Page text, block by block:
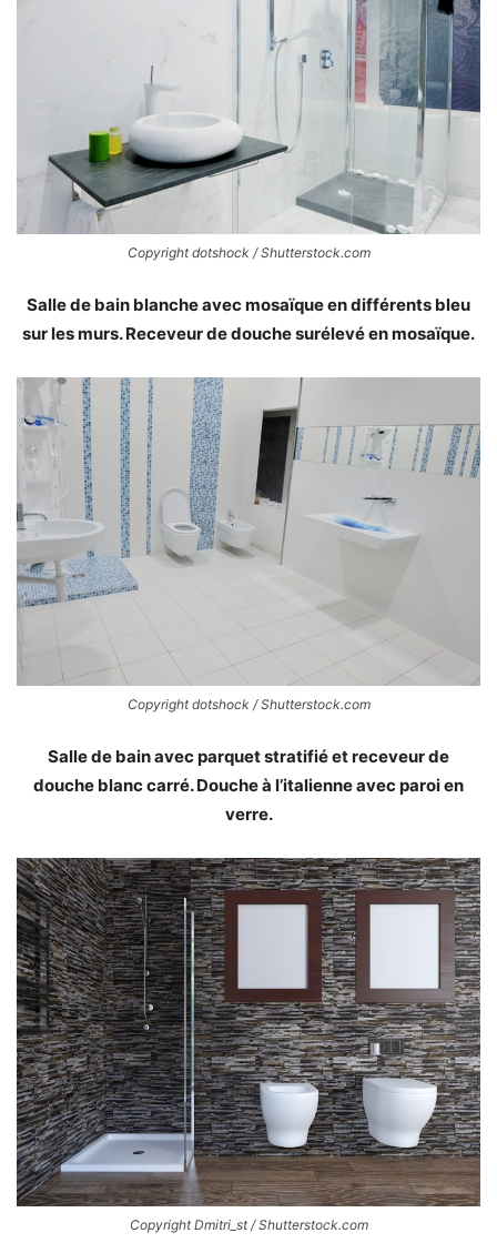
Copyright dotshock / Shutterstock.com
Salle de bain blanche avec mosaïque en différents bleu
sur les murs. Receveur de douche surélevé en mosaïque.
Copyright dotshock / Shutterstock.com
Salle de bain avec parquet stratifié et receveur de
douche blanc carré. Douche à l’italienne avec paroi en
verre.
Copyright Dmitri_st / Shutterstock.com